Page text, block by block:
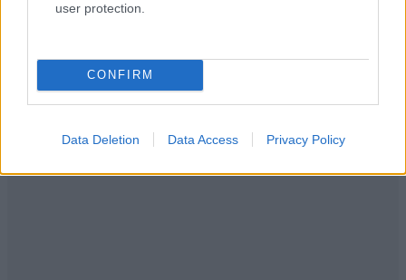
user protection.
CONFIRM
Data Deletion Data Access Privacy Policy
αρκεί να το θέλει και να το πιστέψει. Περαστικά
Απαντήστε